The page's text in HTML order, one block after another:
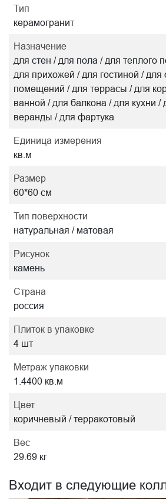
Тип
керамогранит
Назначение
для стен / для пола / для теплого
для прихожей / для гостиной /
помещений / для террасы / для
ванной / для балкона / для кухни /
веранды / для фартука
Единица измерения
кв.м
Размер
60*60 см
Тип поверхности
натуральная / матовая
Рисунок
камень
Страна
россия
Плиток в упаковке
4 шт
Метраж упаковки
1.4400 кв.м
Цвет
коричневый / терракотовый
Вес
29.69 кг
Входит в следующие